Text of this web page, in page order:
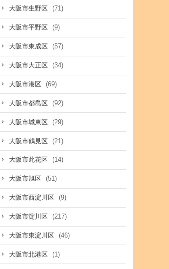
大阪市生野区 (71)
大阪市平野区 (9)
大阪市東成区 (57)
大阪市大正区 (34)
大阪市港区 (69)
大阪市都島区 (92)
大阪市城東区 (29)
大阪市鶴見区 (21)
大阪市此花区 (14)
大阪市旭区 (51)
大阪市西淀川区 (9)
大阪市淀川区 (217)
大阪市東淀川区 (46)
大阪市北港区 (1)